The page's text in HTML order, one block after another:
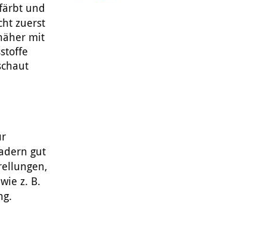
und
zuerst
mit
gut
z. B.